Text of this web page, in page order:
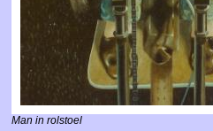
Man in rolstoel